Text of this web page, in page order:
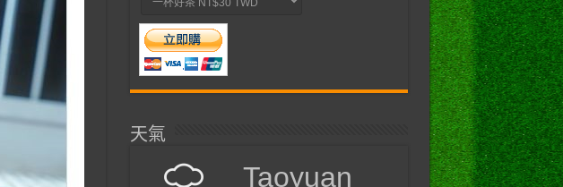
天氣
Taoyuan